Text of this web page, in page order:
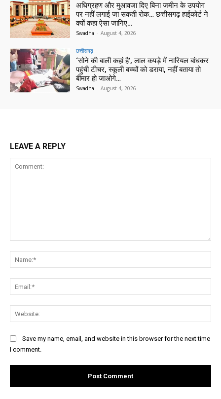
अधिग्रहण और मुआवजा दिए बिना जमीन के उपयोग
पर नहीं लगाई जा सकती रोक… छत्तीसगढ़ हाईकोर्ट ने
क्यों कहा ऐसा जानिए…
Swadha - August 4, 2026
छत्तीसगढ़
‘सोने की बाली कहां है’, लाल कपड़े में नारियल बांधकर
पहुंची टीचर, स्कूली बच्चों को डराया, नहीं बताया तो
बीमार हो जाओगे…
Swadha - August 4, 2026
LEAVE A REPLY
Save my name, email, and website in this browser for the next time
I comment.